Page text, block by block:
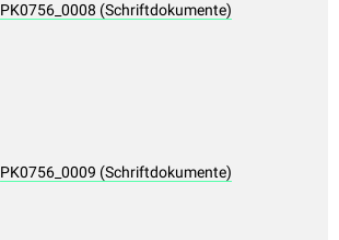
PK0756_0008 (Schriftdokumente)
PK0756_0009 (Schriftdokumente)